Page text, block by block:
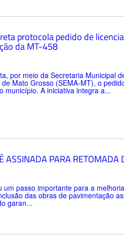
protocola pedido de
da MT-458
por meio da Secretaria Municipal
Mato Grosso (SEMA-MT), o
município. A iniciativa integra a...
ASSINADA PARA
um passo importante para a
das obras de pavimentação
garan...